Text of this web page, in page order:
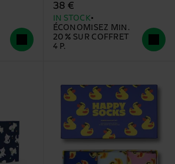
38 €
IN STOCK
ÉCONOMISEZ MIN.
20 % SUR COFFRET
4 P.